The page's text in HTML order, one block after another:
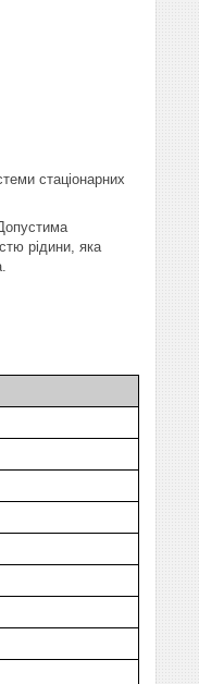
стаціонарних
рідини, яка